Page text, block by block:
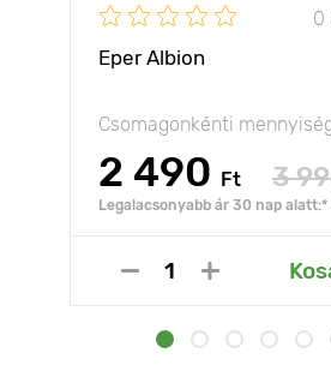
0
Eper Albion
Csomagonkénti
2 490 Ft 3
Legalacsonyabb ár 30 nap